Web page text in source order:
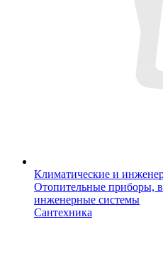
Климатические и
Отопительные приборы,
инженерные системы
Сантехника